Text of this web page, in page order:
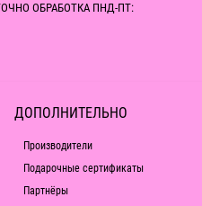
ОБРАБОТКА ПНД-ПТ:
ДОПОЛНИТЕЛЬНО
Производители
Подарочные сертификаты
Партнёры